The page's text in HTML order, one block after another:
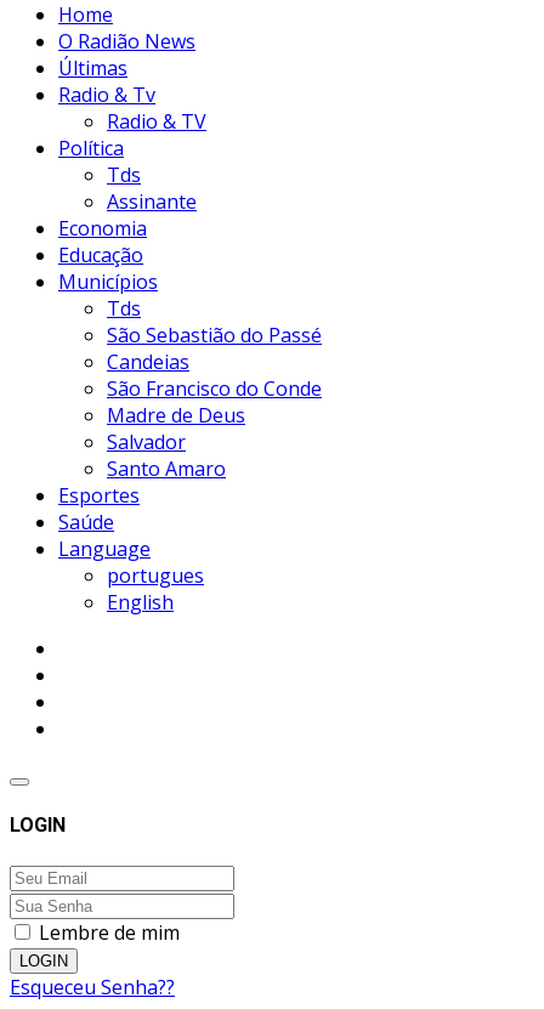
Home
O Radião News
Últimas
Radio & Tv
Radio & TV
Política
Tds
Assinante
Economia
Educação
Municípios
Tds
São Sebastião do Passé
Candeias
São Francisco do Conde
Madre de Deus
Salvador
Santo Amaro
Esportes
Saúde
Language
portugues
English
LOGIN
Lembre de mim
LOGIN
Esqueceu Senha??